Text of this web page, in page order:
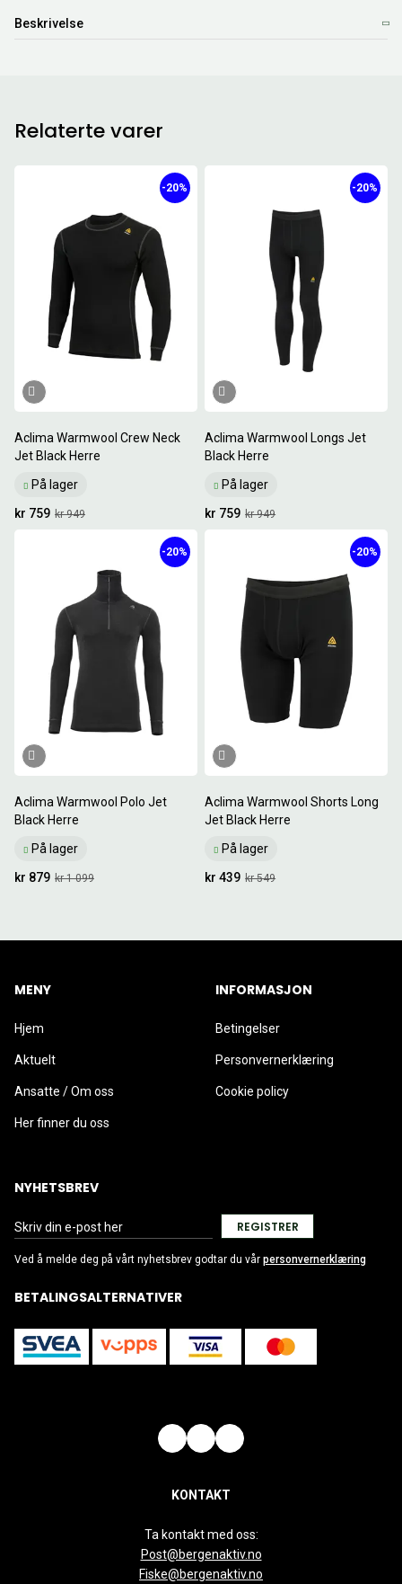
Beskrivelse
Relaterte varer
Aclima Warmwool Crew Neck
Jet Black Herre
På lager
-20%
kr 949
kr 759
Aclima Warmwool Longs Jet
Black Herre
På lager
-20%
kr 949
kr 759
Aclima Warmwool Polo Jet
Black Herre
På lager
-20%
kr 1 099
kr 879
Aclima Warmwool Shorts Long
Jet Black Herre
På lager
-20%
kr 549
kr 439
MENY
Hjem
Aktuelt
Ansatte / Om oss
Her finner du oss
INFORMASJON
Betingelser
Personvernerklæring
Cookie policy
NYHETSBREV
REGISTRER
Ved å melde deg på vårt nyhetsbrev godtar du vår personvernerklæring
BETALINGSALTERNATIVER
KONTAKT
Ta kontakt med oss:
Post@bergenaktiv.no
Fiske@bergenaktiv.no